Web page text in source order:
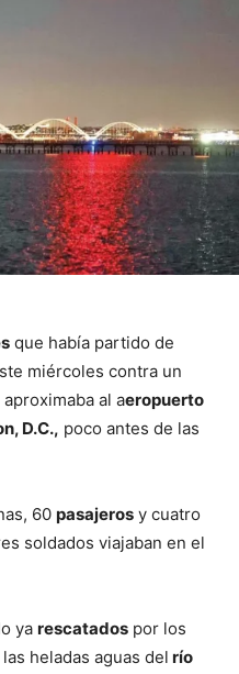
que había partido de
miércoles contra un
al aeropuerto
D.C., poco antes de las
60 pasajeros y cuatro
soldados viajaban en el
ya rescatados por los
heladas aguas del río